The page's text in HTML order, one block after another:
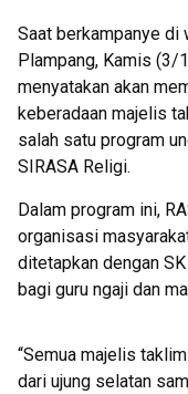
Saat berkampanye di
Plampang, Kamis (3/
menyatakan akan
keberadaan majelis
salah satu program
SIRASA Religi.
Dalam program ini,
organisasi
ditetapkan dengan
bagi guru ngaji dan
“Semua majelis
dari ujung selatan